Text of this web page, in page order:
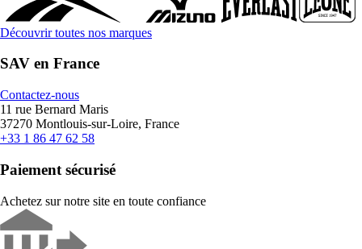
Découvrir toutes nos marques
SAV en France
Contactez-nous
11 rue Bernard Maris
37270 Montlouis-sur-Loire, France
+33 1 86 47 62 58
Paiement sécurisé
Achetez sur notre site en toute confiance